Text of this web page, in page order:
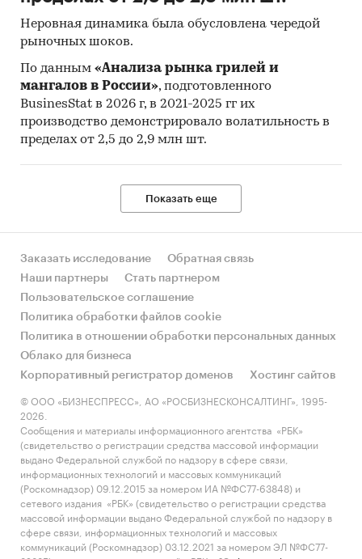
Неровная динамика была обусловлена чередой
рыночных шоков.
По данным «Анализа рынка грилей и
мангалов в России», подготовленного
BusinesStat в 2026 г, в 2021-2025 гг их
производство демонстрировало волатильность в
пределах от 2,5 до 2,9 млн шт.
Показать еще
Заказать исследование
Обратная связь
Наши партнеры
Стать партнером
Пользовательское соглашение
Политика обработки файлов cookie
Политика в отношении обработки персональных данных
Облако для бизнеса
Корпоративный регистратор доменов
Хостинг сайтов
© ООО «БИЗНЕСПРЕСС», АО «РОСБИЗНЕСКОНСАЛТИНГ», 1995-
2026.
Сообщения и материалы информационного агентства «РБК»
(свидетельство о регистрации средства массовой информации
выдано Федеральной службой по надзору в сфере связи,
информационных технологий и массовых коммуникаций
(Роскомнадзор) 09.12.2015 за номером ИА №ФС77-63848) и
сетевого издания «РБК» (свидетельство о регистрации средства
массовой информации выдано Федеральной службой по надзору в
сфере связи, информационных технологий и массовых
коммуникаций (Роскомнадзор) 03.12.2021 за номером ЭЛ №ФС77-